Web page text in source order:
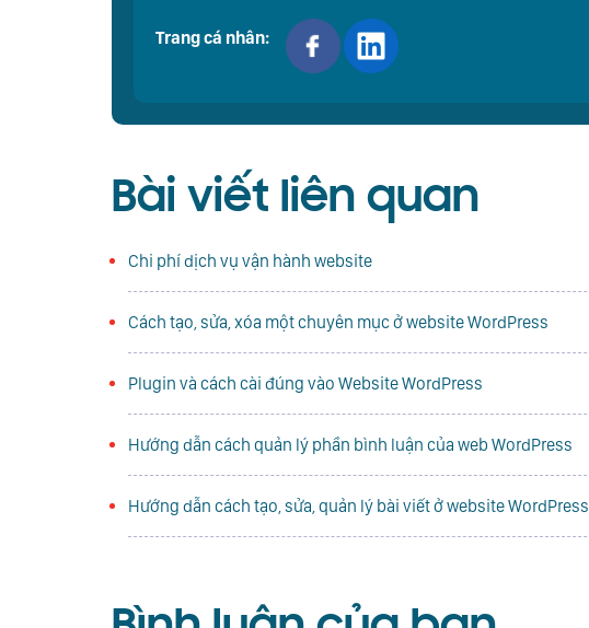
Trang cá nhân:
Bài viết liên quan
Chi phí dịch vụ vận hành website
Cách tạo, sửa, xóa một chuyên mục ở website WordPress
Plugin và cách cài đúng vào Website WordPress
Hướng dẫn cách quản lý phần bình luận của web WordPress
Hướng dẫn cách tạo, sửa, quản lý bài viết ở website WordPress